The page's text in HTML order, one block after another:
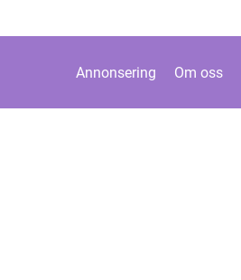
Annonsering Om oss